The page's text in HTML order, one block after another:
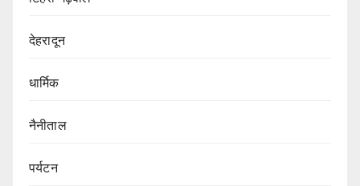
देहरादून
धार्मिक
नैनीताल
पर्यटन